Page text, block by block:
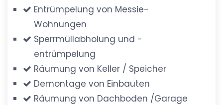
Entrümpelung von Messie-
Wohnungen
Sperrmüllabholung und -
entrümpelung
Räumung von Keller / Speicher
Demontage von Einbauten
Räumung von Dachboden /Garage